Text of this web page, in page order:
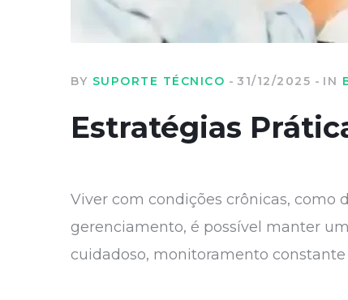
BY SUPORTE TÉCNICO 31/12/2025 IN
Estratégias
Viver com condições crônicas, como
gerenciamento, é possível manter
cuidadoso, monitoramento